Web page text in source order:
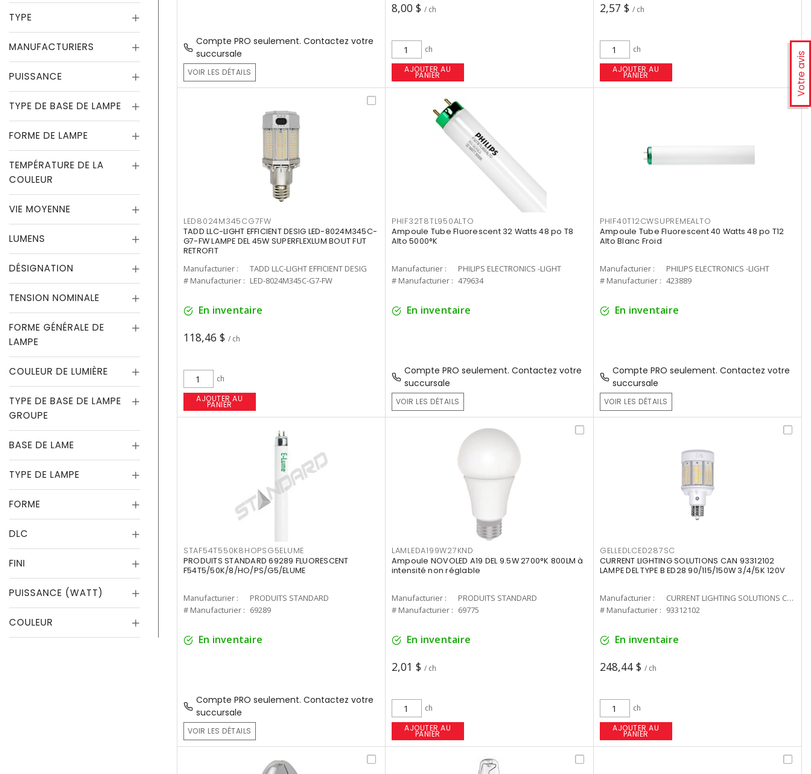
Votre avis
TYPE
MANUFACTURIERS
PUISSANCE
TYPE DE BASE DE LAMPE
FORME DE LAMPE
TEMPÉRATURE DE LA
COULEUR
VIE MOYENNE
LUMENS
DÉSIGNATION
TENSION NOMINALE
FORME GÉNÉRALE DE
LAMPE
COULEUR DE LUMIÈRE
TYPE DE BASE DE LAMPE
GROUPE
BASE DE LAME
TYPE DE LAMPE
FORME
DLC
FINI
PUISSANCE (WATT)
COULEUR
Compte PRO seulement. Contactez votre
succursale
VOIR LES DÉTAILS
8,00 $ / ch
ch
AJOUTER AU
PANIER
2,57 $ / ch
ch
AJOUTER AU
PANIER
LED8024M345CG7FW
TADD LLC-LIGHT EFFICIENT DESIG LED-8024M345C-
G7-FW LAMPE DEL 45W SUPERFLEXLUM BOUT FUT
RETROFIT
Manufacturier :
TADD LLC-LIGHT EFFICIENT DESIG
# Manufacturier : LED-8024M345C-G7-FW
En inventaire
118,46 $ / ch
ch
AJOUTER AU
PANIER
PHIF32T8TL950ALTO
Ampoule Tube Fluorescent 32 Watts 48 po T8
Alto 5000°K
Manufacturier :
PHILIPS ELECTRONICS -LIGHT
# Manufacturier : 479634
En inventaire
Compte PRO seulement. Contactez votre
succursale
VOIR LES DÉTAILS
PHIF40T12CWSUPREMEALTO
Ampoule Tube Fluorescent 40 Watts 48 po T12
Alto Blanc Froid
Manufacturier :
PHILIPS ELECTRONICS -LIGHT
# Manufacturier : 423889
En inventaire
Compte PRO seulement. Contactez votre
succursale
VOIR LES DÉTAILS
STAF54T550K8HOPSG5ELUME
PRODUITS STANDARD 69289 FLUORESCENT
F54T5/50K/8/HO/PS/G5/ELUME
Manufacturier :
PRODUITS STANDARD
# Manufacturier : 69289
En inventaire
Compte PRO seulement. Contactez votre
succursale
VOIR LES DÉTAILS
LAMLEDA199W27KND
Ampoule NOVOLED A19 DEL 9.5W 2700°K 800LM à
intensité non réglable
Manufacturier :
PRODUITS STANDARD
# Manufacturier : 69775
En inventaire
2,01 $ / ch
ch
AJOUTER AU
PANIER
GELLEDLCED287SC
CURRENT LIGHTING SOLUTIONS CAN 93312102
LAMPE DEL TYPE B ED28 90/115/150W 3/4/5K 120V
Manufacturier :
CURRENT LIGHTING SOLUTIONS CAN
# Manufacturier : 93312102
En inventaire
248,44 $ / ch
ch
AJOUTER AU
PANIER